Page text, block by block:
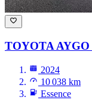
TOYOTA AYGO
2024
10 038 km
Essence